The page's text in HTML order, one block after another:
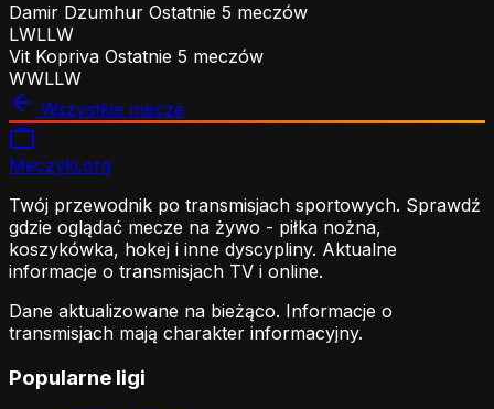
Damir Dzumhur Ostatnie 5 meczów
LWLLW
Vit Kopriva Ostatnie 5 meczów
WWLLW
Wszystkie mecze
Meczyki.org
Twój przewodnik po transmisjach sportowych. Sprawdź
gdzie oglądać mecze na żywo - piłka nożna,
koszykówka, hokej i inne dyscypliny. Aktualne
informacje o transmisjach TV i online.
Dane aktualizowane na bieżąco. Informacje o
transmisjach mają charakter informacyjny.
Popularne ligi